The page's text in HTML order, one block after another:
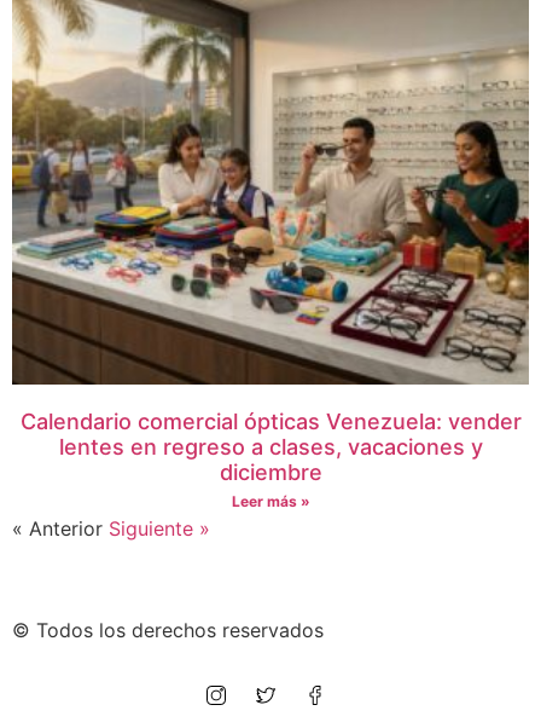
Calendario comercial ópticas Venezuela: vender
lentes en regreso a clases, vacaciones y
diciembre
Leer más »
« Anterior Siguiente »
© Todos los derechos reservados